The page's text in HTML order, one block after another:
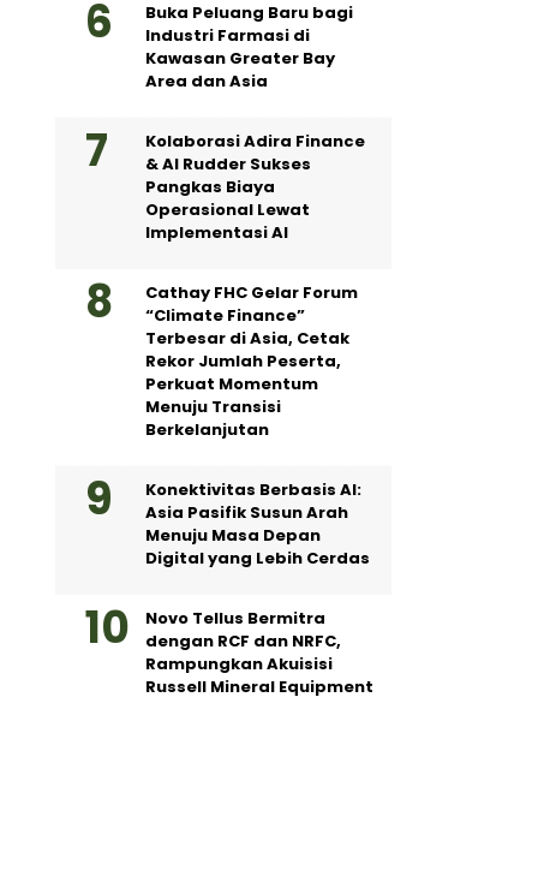
Buka Peluang Baru bagi
Industri Farmasi di
Kawasan Greater Bay
Area dan Asia
Kolaborasi Adira Finance
& AI Rudder Sukses
Pangkas Biaya
Operasional Lewat
Implementasi AI
Cathay FHC Gelar Forum
“Climate Finance”
Terbesar di Asia, Cetak
Rekor Jumlah Peserta,
Perkuat Momentum
Menuju Transisi
Berkelanjutan
Konektivitas Berbasis AI:
Asia Pasifik Susun Arah
Menuju Masa Depan
Digital yang Lebih Cerdas
Novo Tellus Bermitra
dengan RCF dan NRFC,
Rampungkan Akuisisi
Russell Mineral Equipment